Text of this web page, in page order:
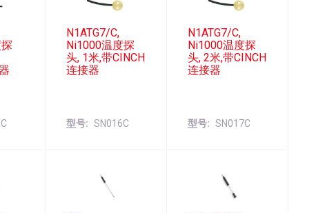
N1ATG7/C,
Ni1000温度探
头, 1米,带CINCH
连接器
型号 SN016C
N1ATG7/C,
Ni1000温度探
头, 2米,带CINCH
连接器
型号 SN017C